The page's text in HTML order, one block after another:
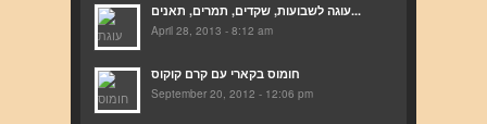
עוגה לשבועות, שקדים, תמרים, תאנים...
April 28, 2013 - 8:12 am
חומוס בקארי עם קרם קוקוס
September 20, 2012 - 12:06 pm